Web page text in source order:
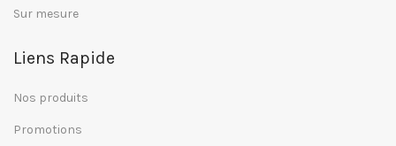
Sur mesure
Liens Rapide
Nos produits
Promotions